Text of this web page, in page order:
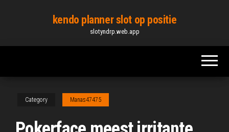
content
kendo planner slot op positie
slotyndrp.web.app
Category Manas47475